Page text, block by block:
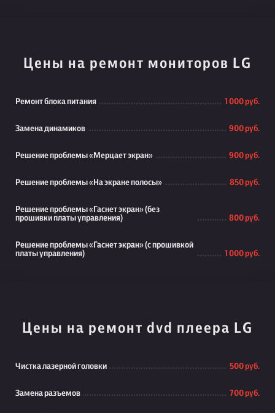
Цены на ремонт мониторов LG
Ремонт блока питания 1 000 руб.
Замена динамиков 900 руб.
Решение проблемы «Мерцает экран» 900 руб.
Решение проблемы «На экране полосы» 850 руб.
Решение проблемы «Гаснет экран» (без
прошивки платы управления)
800 руб.
Решение проблемы «Гаснет экран» (с прошивкой
платы управления)
1 000 руб.
Цены на ремонт dvd плеера LG
Чистка лазерной головки 500 руб.
Замена разъемов 700 руб.